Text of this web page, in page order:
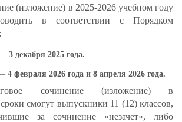
(изложение) в 2025-2026 учебном году
в соответствии с Порядком
—3 декабря 2025 года.
4 февраля 2026 года и 8 апреля 2026 года.
сочинение (изложение) в
смогут выпускники 11 (12) классов,
за сочинение «незачет», либо